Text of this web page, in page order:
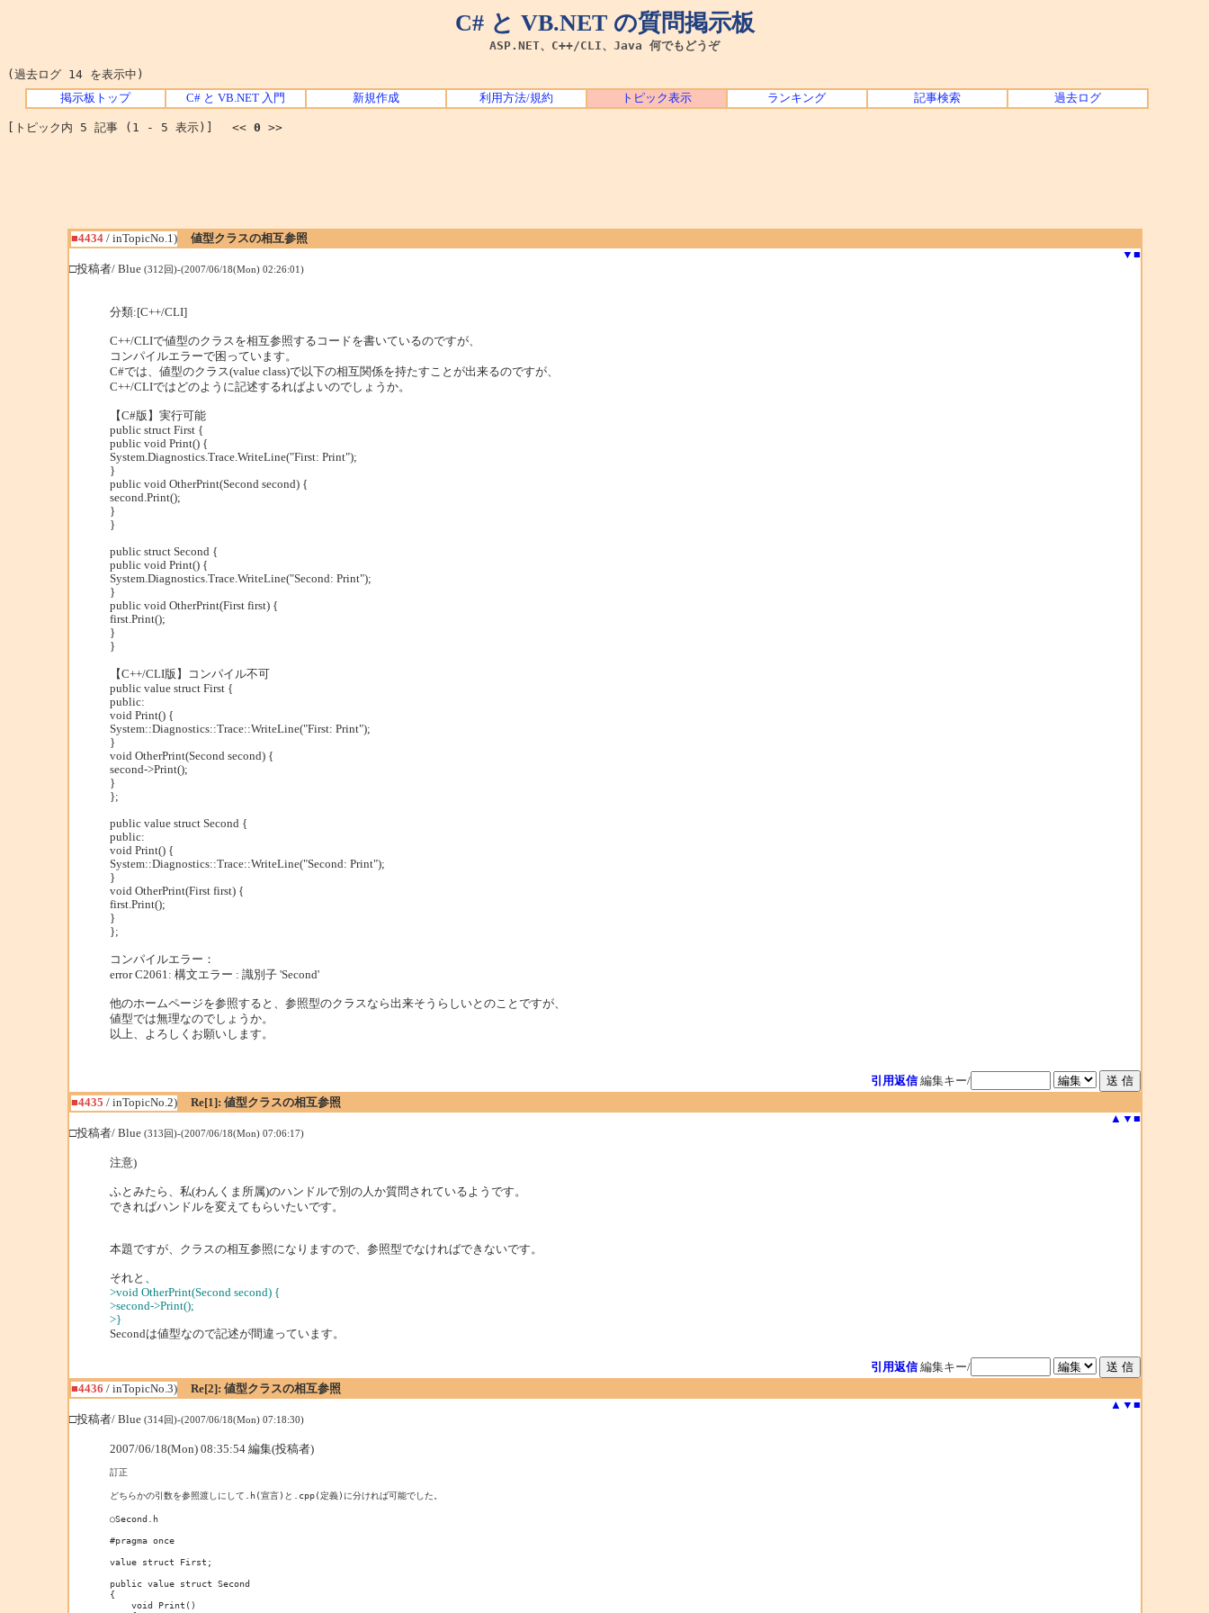
C# と VB.NET の質問掲示板
ASP.NET、C++/CLI、Java 何でもどうぞ
(過去ログ 14 を表示中)
掲示板トップ C# と VB.NET 入門 新規作成 利用方法/規約 トピック表示 ランキング 記事検索 過去ログ
[トピック内 5 記事 (1 - 5 表示)] << 0 >>
■4434/ inTopicNo.1)
値型クラスの相互参照
▼ ■
□投稿者/ Blue (312回)-(2007/06/18(Mon) 02:26:01)
分類:[C++/CLI]
C++/CLIで値型のクラスを相互参照するコードを書いているのですが、
コンパイルエラーで困っています。
C#では、値型のクラス(value class)で以下の相互関係を持たすことが出来るのですが、
C++/CLIではどのように記述するればよいのでしょうか。
【C#版】実行可能
public struct First {
public void Print() {
System.Diagnostics.Trace.WriteLine("First: Print");
}
public void OtherPrint(Second second) {
second.Print();
}
}
public struct Second {
public void Print() {
System.Diagnostics.Trace.WriteLine("Second: Print");
}
public void OtherPrint(First first) {
first.Print();
}
}
【C++/CLI版】コンパイル不可
public value struct First {
public:
void Print() {
System::Diagnostics::Trace::WriteLine("First: Print");
}
void OtherPrint(Second second) {
second->Print();
}
};
public value struct Second {
public:
void Print() {
System::Diagnostics::Trace::WriteLine("Second: Print");
}
void OtherPrint(First first) {
first.Print();
}
};
コンパイルエラー：
error C2061: 構文エラー : 識別子 'Second'
他のホームページを参照すると、参照型のクラスなら出来そうらしいとのことですが、
値型では無理なのでしょうか。
以上、よろしくお願いします。
引用返信 編集キー/
■4435 / inTopicNo.2)
Re[1]: 値型クラスの相互参照
▲ ▼ ■
□投稿者/ Blue (313回)-(2007/06/18(Mon) 07:06:17)
注意)
ふとみたら、私(わんくま所属)のハンドルで別の人か質問されているようです。
できればハンドルを変えてもらいたいです。
本題ですが、クラスの相互参照になりますので、参照型でなければできないです。
それと、
>void OtherPrint(Second second) {
>second->Print();
>}
Secondは値型なので記述が間違っています。
引用返信 編集キー/
■4436 / inTopicNo.3)
Re[2]: 値型クラスの相互参照
▲ ▼ ■
□投稿者/ Blue (314回)-(2007/06/18(Mon) 07:18:30)
2007/06/18(Mon) 08:35:54 編集(投稿者)
訂正
どちらかの引数を参照渡しにして.h(宣言)と.cpp(定義)に分ければ可能でした。
○Second.h
#pragma once
value struct First;
public value struct Second
{
    void Print()